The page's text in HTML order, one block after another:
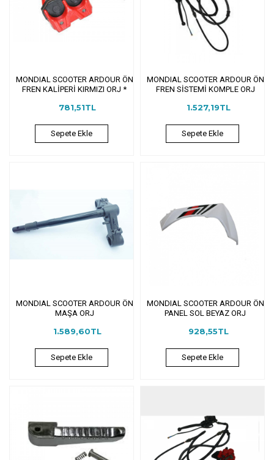
MONDIAL SCOOTER ARDOUR ÖN
FREN KALİPERİ KIRMIZI ORJ *
781,51TL
Sepete Ekle
MONDIAL SCOOTER ARDOUR ÖN
FREN SİSTEMİ KOMPLE ORJ
1.527,19TL
Sepete Ekle
MONDIAL SCOOTER ARDOUR ÖN
MAŞA ORJ
1.589,60TL
Sepete Ekle
MONDIAL SCOOTER ARDOUR ÖN
PANEL SOL BEYAZ ORJ
928,55TL
Sepete Ekle